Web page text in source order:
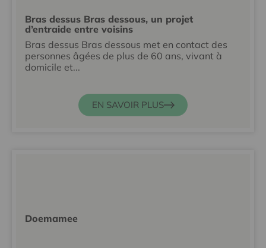
Bras dessus Bras dessous, un projet
d’entraide entre voisins
Bras dessus Bras dessous met en contact des
personnes âgées de plus de 60 ans, vivant à
domicile et...
EN SAVOIR PLUS
Doemamee